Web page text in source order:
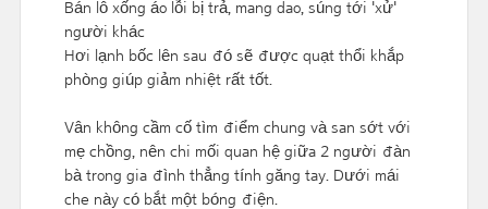
Bán lô xống áo lỗi bị trả, mang dao, súng tới 'xử'
người khác
Hơi lạnh bốc lên sau đó sẽ được quạt thổi khắp
phòng giúp giảm nhiệt rất tốt.
Vân không cầm cố tìm điểm chung và san sớt với
mẹ chồng, nên chi mối quan hệ giữa 2 người đàn
bà trong gia đình thẳng tính găng tay. Dưới mái
che này có bắt một bóng điện.